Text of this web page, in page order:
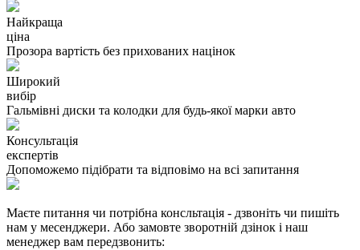
Найкраща
ціна
Прозора вартість без прихованих націнок
Широкий
вибір
Гальмівні диски та колодки для будь-якої марки авто
Консультація
експертів
Допоможемо підібрати та відповімо на всі запитання
Маєте питання чи потрібна консльтація - дзвоніть чи пишіть
нам у месенджери. Або замовте зворотній дзінок і наш
менеджер вам передзвонить: